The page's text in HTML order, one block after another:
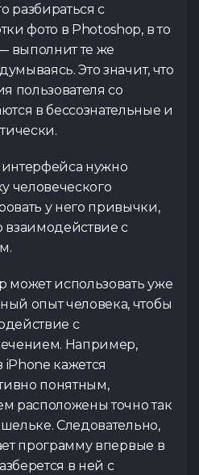
разбираться с
фото в Photoshop, в то
выполнит те же
Это значит, что
пользователя со
в бессознательные и
нужно
человеческого
у него привычки,
взаимодействие с
может использовать уже
опыт человека, чтобы
с
Например,
кажется
понятным,
расположены точно так
Следовательно,
программу впервые в
в ней с